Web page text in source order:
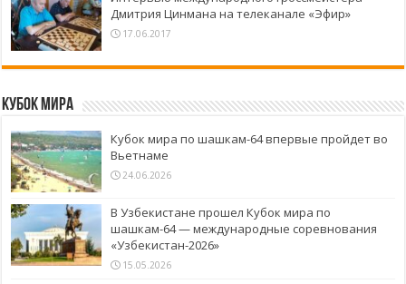
Дмитрия Цинмана на телеканале «Эфир»
17.06.2017
Кубок Мира
Кубок мира по шашкам-64 впервые пройдет во
Вьетнаме
24.06.2026
В Узбекистане прошел Кубок мира по
шашкам-64 — международные соревнования
«Узбекистан-2026»
15.05.2026